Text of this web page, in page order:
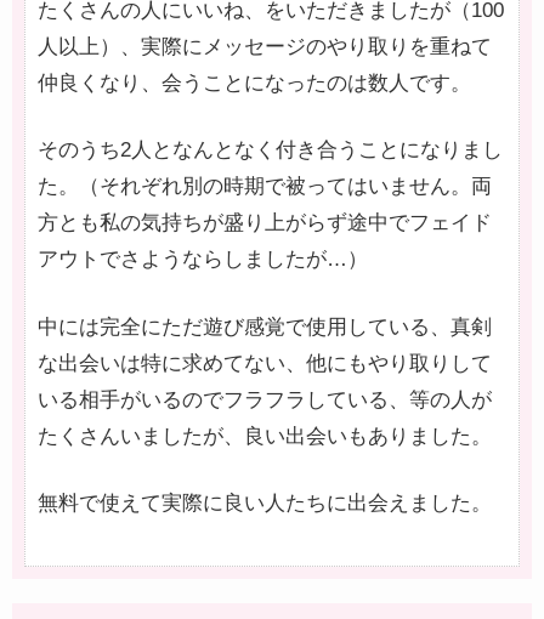
たくさんの人にいいね、をいただきましたが（100
人以上）、実際にメッセージのやり取りを重ねて
仲良くなり、会うことになったのは数人です。
そのうち2人となんとなく付き合うことになりまし
た。（それぞれ別の時期で被ってはいません。両
方とも私の気持ちが盛り上がらず途中でフェイド
アウトでさようならしましたが…）
中には完全にただ遊び感覚で使用している、真剣
な出会いは特に求めてない、他にもやり取りして
いる相手がいるのでフラフラしている、等の人が
たくさんいましたが、良い出会いもありました。
無料で使えて実際に良い人たちに出会えました。